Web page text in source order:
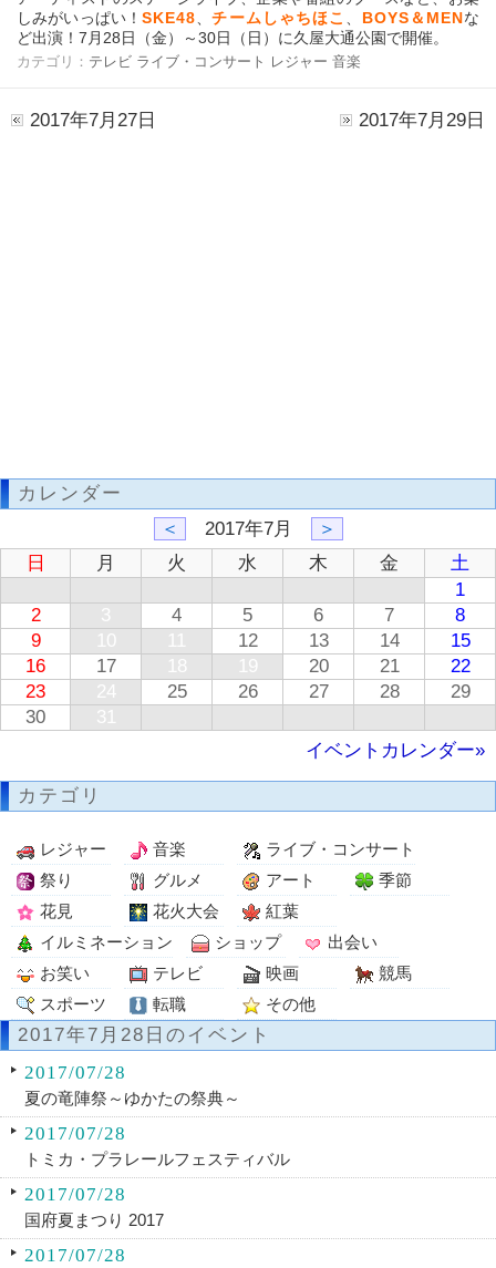
しみがいっぱい！SKE48 、チームしゃちほこ BOYS＆MENな
ど出演！7月28日（金）～30日（日）に久屋大通公園で開催。
カテゴリ： テレビ ライブ・コンサート レジャー 音楽
2017年7月27日 2017年7月29日
カレンダー
＜
2017年7月
＞
日
月 火 水 木 金
土
1
2
3 4 5 6 7
8
9
10 11 12 13 14
15
16
17 18 19 20 21
22
23
24 25 26 27 28
29
30
31
イベントカレンダー»
カテゴリ
レジャー 音楽
ライブ・コンサート
祭り
グルメ アート
季節
花見
花火大会
紅葉
イルミネーション
ショップ
出会い
お笑い
テレビ 映画
競馬
スポーツ
転職 その他
2017年7月28日のイベント
2017/07/28
夏の竜陣祭～ゆかたの祭典～
2017/07/28
トミカ・プラレールフェスティバル
2017/07/28
国府夏まつり 2017
2017/07/28